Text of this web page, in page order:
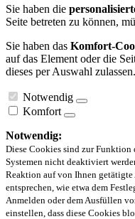
Sie haben die
Seite betreten zu können,
Sie haben das Komfort-
auf das Element oder die
dieses per Auswahl zulassen.
Notwendig
Komfort
Notwendig:
Diese Cookies sind zur
Systemen nicht deaktiviert
Reaktion auf von Ihnen
entsprechen, wie etwa dem
Anmelden oder dem Ausfüllen
einstellen, dass diese Cookies